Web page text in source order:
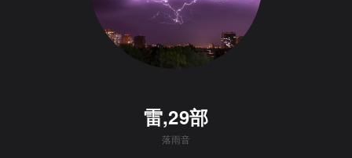
雷,29部
落雨音